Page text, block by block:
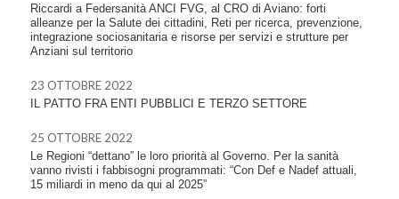
Riccardi a Federsanità ANCI FVG, al CRO di Aviano: forti
alleanze per la Salute dei cittadini, Reti per ricerca, prevenzione,
integrazione sociosanitaria e risorse per servizi e strutture per
Anziani sul territorio
23 OTTOBRE 2022
IL PATTO FRA ENTI PUBBLICI E TERZO SETTORE
25 OTTOBRE 2022
Le Regioni “dettano” le loro priorità al Governo. Per la sanità
vanno rivisti i fabbisogni programmati: “Con Def e Nadef attuali,
15 miliardi in meno da qui al 2025”